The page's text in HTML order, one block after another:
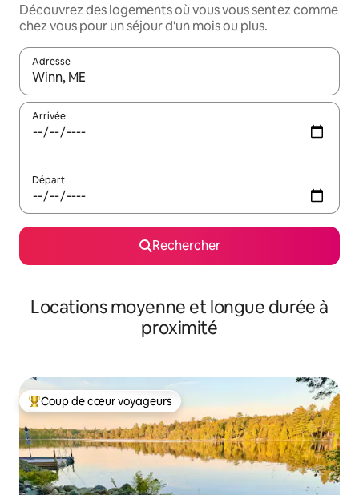
Découvrez des logements où vous vous sentez comme
chez vous pour un séjour d'un mois ou plus.
Adresse
Lorsque les résultats s'affichent, utilisez les flèches vers le
Arrivée
Départ
Rechercher
Locations moyenne et longue durée à
proximité
Coups de cœur voyageurs les plus appréciés
Coup de cœur voyageurs